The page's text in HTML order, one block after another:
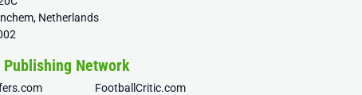
Netherlands
Publishing Network
FootballCritic.com